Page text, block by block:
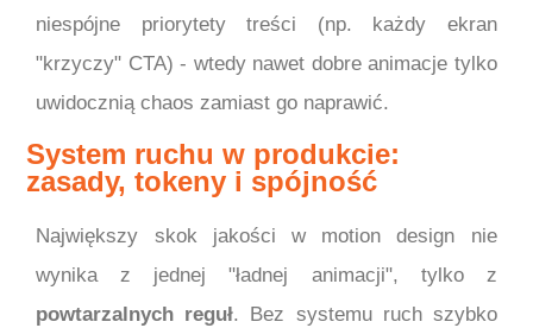
niespójne priorytety treści (np. każdy ekran
"krzyczy" CTA) - wtedy nawet dobre animacje tylko
uwidocznią chaos zamiast go naprawić.
System ruchu w produkcie:
zasady, tokeny i spójność
Największy skok jakości w motion design nie
wynika z jednej "ładnej animacji", tylko z
powtarzalnych reguł. Bez systemu ruch szybko